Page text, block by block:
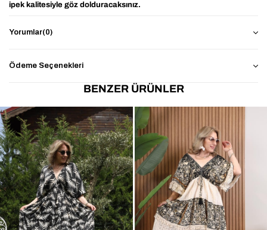
ipek kalitesiyle göz dolduracaksınız.
Ürün / Model ölçüleri
Boy:167 cm
Kilo:58 kg
Ürün Boy: 190 cm
Ürün Göğüs: 100 cm
Sırt Yırtmaç Derinliği Omuzdan İtibaren 53cm dir
Yorumlar(0)
Ödeme Seçenekleri
BENZER ÜRÜNLER